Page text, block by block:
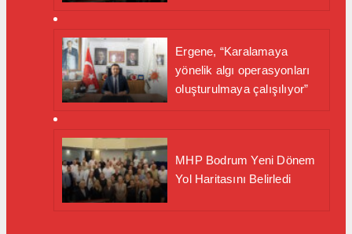
Ergene, “Karalamaya
yönelik algı operasyonları
oluşturulmaya çalışılıyor”
MHP Bodrum Yeni Dönem
Yol Haritasını Belirledi